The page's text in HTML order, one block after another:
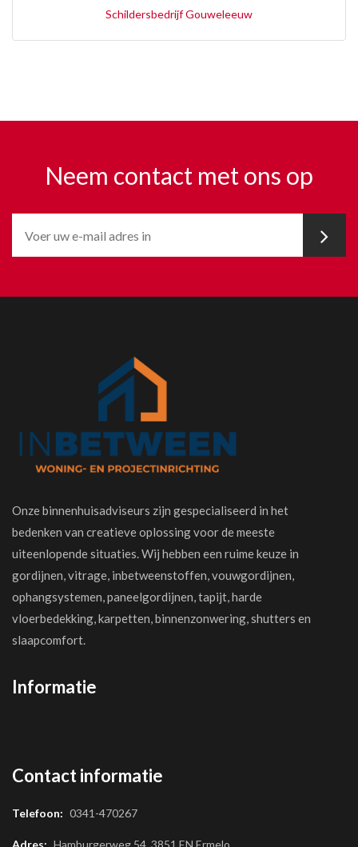
Schildersbedrijf Gouweleeuw
Neem contact met ons op
Onze binnenhuisadviseurs zijn gespecialiseerd in het
bedenken van creatieve oplossing voor de meeste
uiteenlopende situaties. Wij hebben een ruime keuze in
gordijnen, vitrage, inbetweenstoffen, vouwgordijnen,
ophangsystemen, paneelgordijnen, tapijt, harde
vloerbedekking, karpetten, binnenzonwering, shutters en
slaapcomfort.
Informatie
Contact informatie
Telefoon: 0341-470267
Adres: Hamburgerweg 54, 3851 EN Ermelo